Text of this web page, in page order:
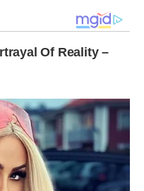
до всесвітньої
з нами!
заборонено.
lookbio
з друзями на